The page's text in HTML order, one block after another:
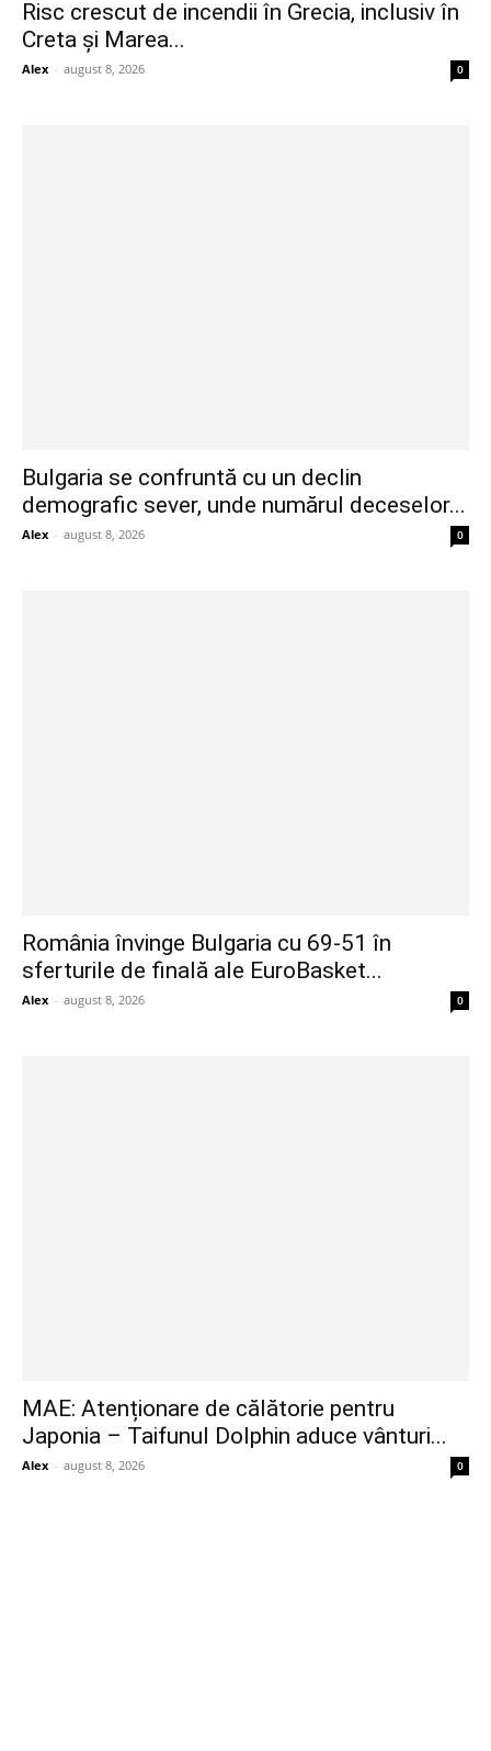
Risc crescut de incendii în Grecia, inclusiv în
Creta și Marea...
Alex - august 8, 2026 0
Bulgaria se confruntă cu un declin
demografic sever, unde numărul deceselor...
Alex - august 8, 2026 0
România învinge Bulgaria cu 69-51 în
sferturile de finală ale EuroBasket...
Alex - august 8, 2026 0
MAE: Atenționare de călătorie pentru
Japonia – Taifunul Dolphin aduce vânturi...
Alex - august 8, 2026 0